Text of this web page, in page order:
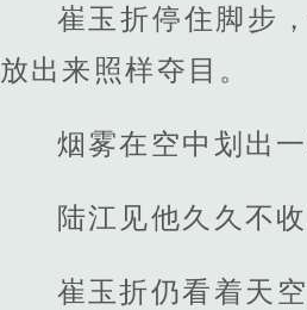
崔玉折停住脚步
放出来照样夺目。
烟雾在空中划出
陆江见他久久不
崔玉折仍看着天